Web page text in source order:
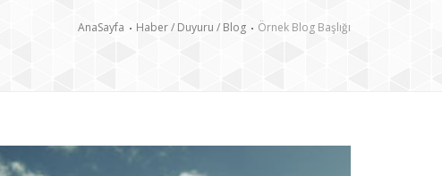
AnaSayfa Haber / Duyuru / Blog Örnek Blog Başlığı